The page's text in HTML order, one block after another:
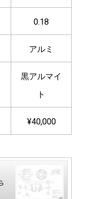
0.18
アルミ
黒アルマイ
ト
¥40,000